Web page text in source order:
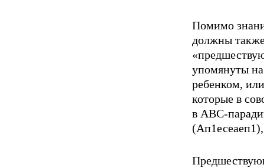
Помимо
должны
упомянуты
ребенком,
которые в
в АВС-